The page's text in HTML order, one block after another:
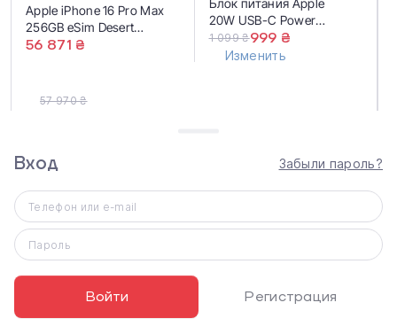
Apple iPhone 16 Pro Max
256GB eSim Desert
Titanium (MYW53)
56 871 ₴
Блок питания Apple
20W USB-C Power
Adapter (MD3J4,
MUVV3, MHJE3) EU
1 099 ₴999 ₴
Изменить
57 970 ₴
Новый iPhone 16 Pro Max
Представляем iPhone 16 Pro и iPhone 16 Pro Max,
оснащенные системой Apple Intelligence и передовым
чипом A18 Pro. Эти модели имеют большие размеры
Вход Забыли пароль?
Телефон или e-mail
Пароль
Войти Регистрация